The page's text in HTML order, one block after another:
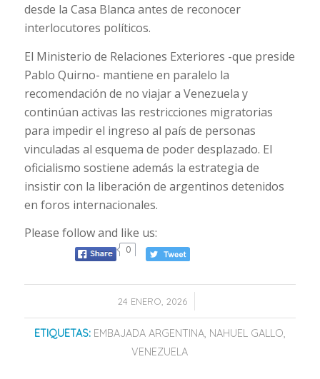
desde la Casa Blanca antes de reconocer
interlocutores políticos.
El Ministerio de Relaciones Exteriores -que preside
Pablo Quirno- mantiene en paralelo la
recomendación de no viajar a Venezuela y
continúan activas las restricciones migratorias
para impedir el ingreso al país de personas
vinculadas al esquema de poder desplazado. El
oficialismo sostiene además la estrategia de
insistir con la liberación de argentinos detenidos
en foros internacionales.
Please follow and like us:
0
24 ENERO, 2026
/
ETIQUETAS: EMBAJADA ARGENTINA, NAHUEL GALLO,
VENEZUELA